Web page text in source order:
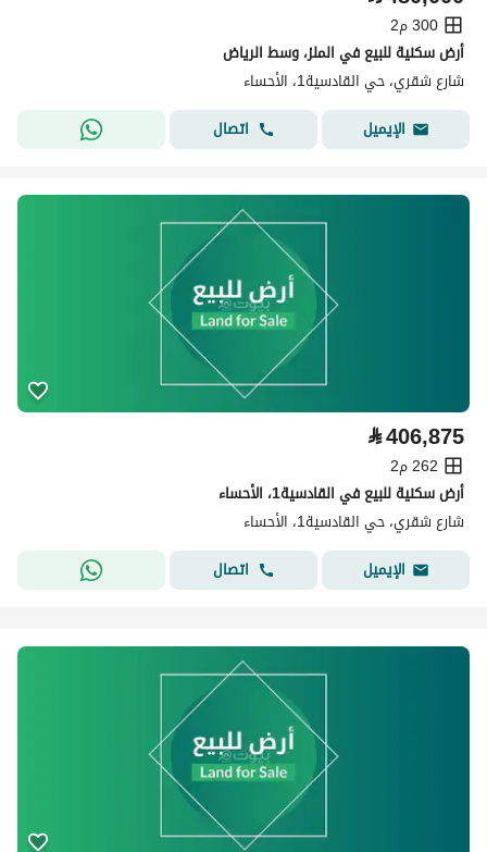
300 م2
أرض سكنية للبيع في الملز، وسط الرياض
شارع شقري، حي القادسية1، الأحساء
الإيميل
اتصال
⃁406,875
262 م2
أرض سكنية للبيع في القادسية1، الأحساء
شارع شقري، حي القادسية1، الأحساء
الإيميل
اتصال